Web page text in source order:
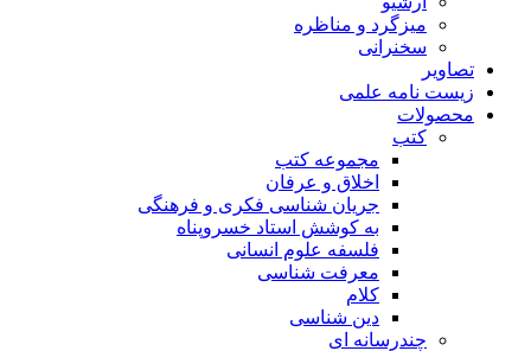
میزگرد و مناظره
سخنرانی
تصاویر
زیست نامه علمی
محصولات
کتب
مجموعه کتب
اخلاق و عرفان
جریان شناسی فکری و فرهنگی
به کوشش استاد خسروپناه
فلسفه علوم انسانی
معرفت شناسی
کلام
دین شناسی
چندرسانه ای